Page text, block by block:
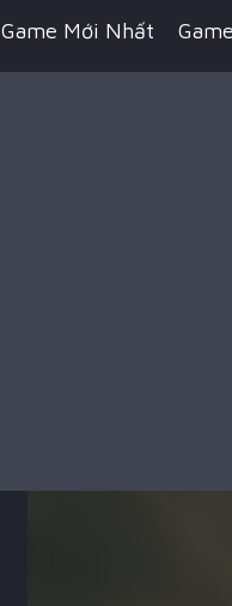
Game Mới Nhất